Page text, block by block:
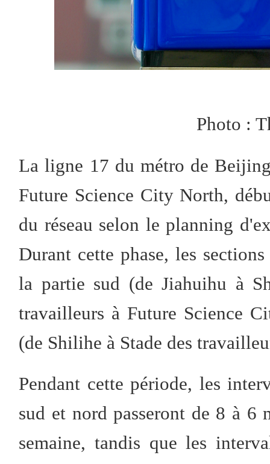
Photo :
La ligne 17 du métro de
Future Science City North,
du réseau selon le planning
Durant cette phase, les
la partie sud (de Jiahuihu à
travailleurs à Future Science
(de Shilihe à Stade des
Pendant cette période, les
sud et nord passeront de 8 à 6
semaine, tandis que les